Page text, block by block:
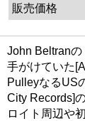
販売価格
John Beltranの
手がけていた
PulleyなるUS
City Records]
ロイト周辺や